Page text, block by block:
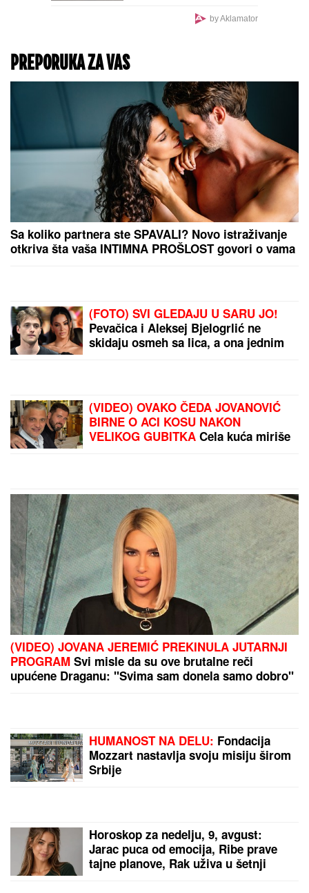
LUDILO U MEČU
POTENCIJALNOG RIVALA
ZVEZDE:Palo sedam
golova za poluvreme, a u
nastavku... (VIDEO)
HAOS U NEMAČKOJ
VOJSCI!Rezervisti
pokrali redovne trupe:
PREPORUKA ZA VAS